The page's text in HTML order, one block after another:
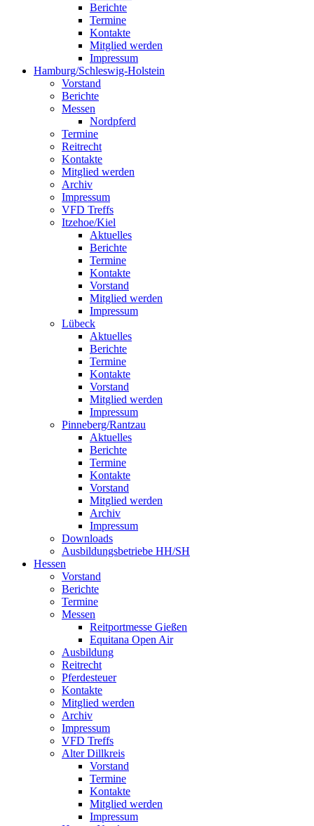
Berichte
Termine
Kontakte
Mitglied werden
Impressum
Hamburg/Schleswig-Holstein
Vorstand
Berichte
Messen
Nordpferd
Termine
Reitrecht
Kontakte
Mitglied werden
Archiv
Impressum
VFD Treffs
Itzehoe/Kiel
Aktuelles
Berichte
Termine
Kontakte
Vorstand
Mitglied werden
Impressum
Lübeck
Aktuelles
Berichte
Termine
Kontakte
Vorstand
Mitglied werden
Impressum
Pinneberg/Rantzau
Aktuelles
Berichte
Termine
Kontakte
Vorstand
Mitglied werden
Archiv
Impressum
Downloads
Ausbildungsbetriebe HH/SH
Hessen
Vorstand
Berichte
Termine
Messen
Reitportmesse Gießen
Equitana Open Air
Ausbildung
Reitrecht
Pferdesteuer
Kontakte
Mitglied werden
Archiv
Impressum
VFD Treffs
Alter Dillkreis
Vorstand
Termine
Kontakte
Mitglied werden
Impressum